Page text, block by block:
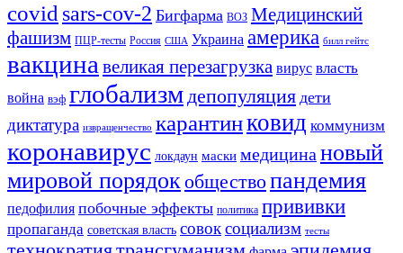
covid sars-cov-2 Бигфарма ВОЗ Медицинский
фашизм ПЦР-тесты Россия США Украина америка билл гейтс
вакцина великая перезагрузка вирус власть
война вэф глобализмдепопуляция дети
диктатура извращенчество карантинковид коммунизм
коронавирус локдаун маски медицина новый
мировой порядокобществопандемия
педофилия побочные эффекты политика прививки
пропаганда советская власть совоксоциализм тесты